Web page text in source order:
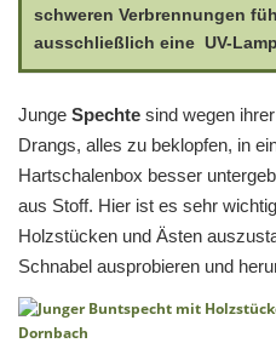
schweren Verbrennungen
ausschließlich eine UV-
Junge Spechte sind wegen
Drangs, alles zu beklopfen, in
Hartschalenbox besser
aus Stoff. Hier ist es sehr
Holzstücken und Ästen
Schnabel ausprobieren und